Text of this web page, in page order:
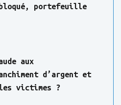
portefeuille
aux
d’argent et
victimes ?